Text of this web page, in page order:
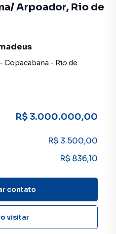
Arpoador, Rio de
- Copacabana - Rio de
R$ 3.000.000,00
R$ 3.500,00
R$ 836,10
contato
visitar